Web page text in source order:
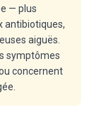
— plus
antibiotiques,
aiguës.
symptômes
concernent